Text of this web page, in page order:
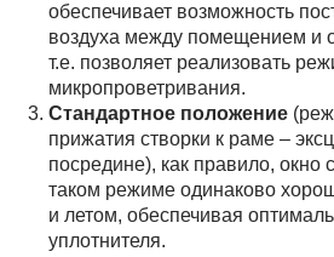
обеспечивает возможность
воздуха между помещением и
т.е. позволяет реализовать
микропроветривания.
Стандартное положение
прижатия створки к раме –
посредине), как правило, окно
таком режиме одинаково
и летом, обеспечивая
уплотнителя.